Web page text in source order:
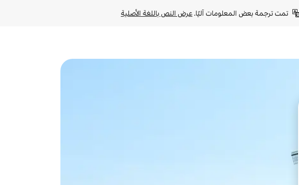
تمت ترجمة بعض المعلومات آليًا. عرض النص باللغة الأصلية